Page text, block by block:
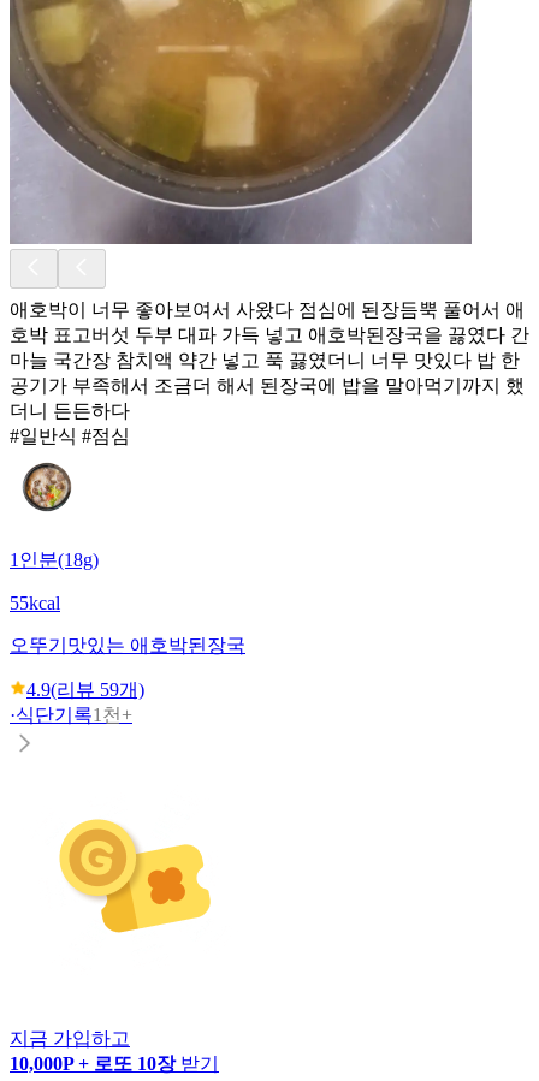
애호박이 너무 좋아보여서 사왔다 점심에 된장듬뿍 풀어서 애
호박 표고버섯 두부 대파 가득 넣고 애호박된장국을 끓였다 간
마늘 국간장 참치액 약간 넣고 푹 끓였더니 너무 맛있다 밥 한
공기가 부족해서 조금더 해서 된장국에 밥을 말아먹기까지 했
더니 든든하다
#일반식 #점심
1인분(18g)
55kcal
오뚜기 맛있는 애호박된장국
4.9(리뷰 59개)
·식단기록1천+
지금 가입하고
10,000P + 로또 10장 받기